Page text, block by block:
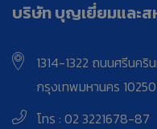
บริษัท บุญเยี่ยมและส
1314-1322 ถนนศรีนค
กรุงเทพมหานคร 10250
โทร : 02 3221678-87